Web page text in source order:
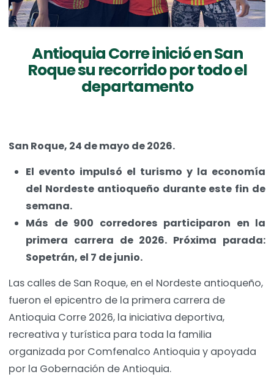
Antioquia Corre inició en San
Roque su recorrido por todo el
departamento
San Roque, 24 de mayo de 2026.
El evento impulsó el turismo y la economía
del Nordeste antioqueño durante este fin de
semana.
Más de 900 corredores participaron en la
primera carrera de 2026. Próxima parada:
Sopetrán, el 7 de junio.
Las calles de San Roque, en el Nordeste antioqueño,
fueron el epicentro de la primera carrera de
Antioquia Corre 2026, la iniciativa deportiva,
recreativa y turística para toda la familia
organizada por Comfenalco Antioquia y apoyada
por la Gobernación de Antioquia.